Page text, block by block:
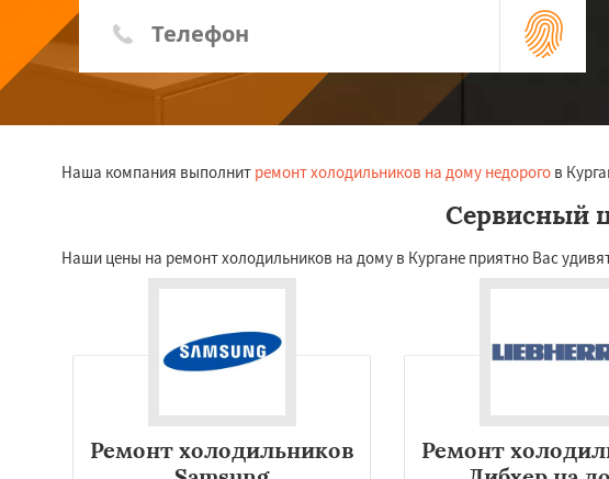
Наша компания выполнит ремонт холодильников на дому недорого в
Сервисный
Наши цены на ремонт холодильников на дому в Кургане приятно Вас
Ремонт холодильников
Ремонт